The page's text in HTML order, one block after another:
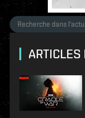
ARTICLES